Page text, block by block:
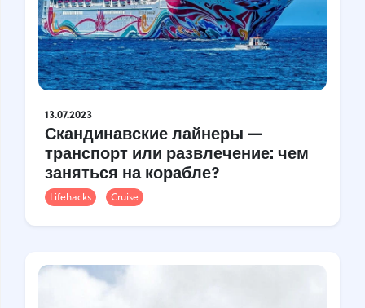
13.07.2023
Скандинавские лайнеры —
транспорт или развлечение: чем
заняться на корабле?
Lifehacks Cruise